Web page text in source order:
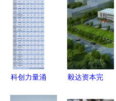
命竞争的中
国代表作
兴能源技术
研发引领增
长新动能
科创力量涌
毅达资本完